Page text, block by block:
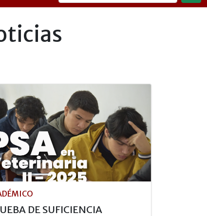
DE SUFICIENCIA